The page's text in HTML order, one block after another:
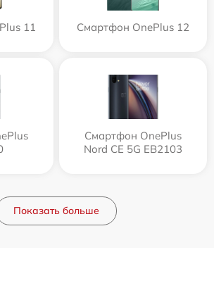
11 Смартфон OnePlus 12
Смартфон OnePlus
Nord CE 5G EB2103
Показать больше